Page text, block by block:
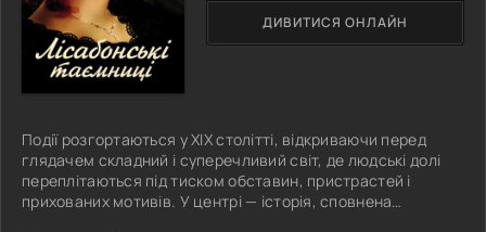
Події розгортаються у XIX столітті, відкриваючи перед
глядачем складний і суперечливий світ, де людські долі
переплітаються під тиском обставин, пристрастей і
прихованих мотивів. У центрі — історія, сповнена
ДИВИТИСЯ ОНЛАЙН